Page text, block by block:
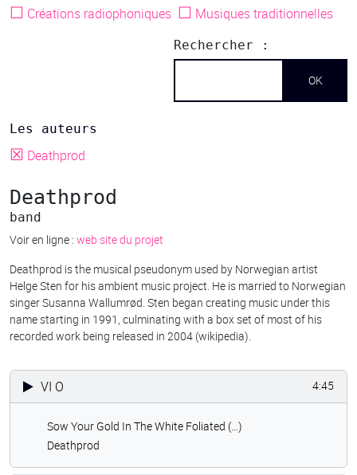
☐ Créations radiophoniques ☐ Musiques traditionnelles
Rechercher :
Les auteurs
☒ Deathprod
Deathprod
band
Voir en ligne : web site du projet
Deathprod is the musical pseudonym used by Norwegian artist
Helge Sten for his ambient music project. He is married to Norwegian
singer Susanna Wallumrød. Sten began creating music under this
name starting in 1991, culminating with a box set of most of his
recorded work being released in 2004 (wikipedia).
VI O 4:45
Sow Your Gold In The White Foliated (…)
Deathprod